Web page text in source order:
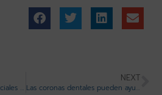
¿Puedo utilizar prótesis parciales removibles si carezco de varias piezas dentales?
NEXT
Las coronas dentales pueden ayudarte a no perder definitivamente tu pieza dental